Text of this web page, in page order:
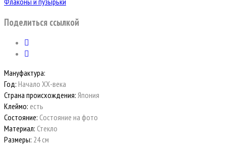
Поделиться ссылкой
Мануфактура:
Год: Начало ХХ-века
Страна происхождения: Япония
Клеймо: есть
Состояние: Состояние на фото
Материал: Стекло
Размеры: 24 см